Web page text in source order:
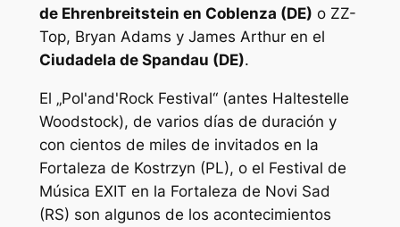
de Ehrenbreitstein en Coblenza (DE) o ZZ-
Top, Bryan Adams y James Arthur en el
Ciudadela de Spandau (DE).
El „Pol'and'Rock Festival“ (antes Haltestelle
Woodstock), de varios días de duración y
con cientos de miles de invitados en la
Fortaleza de Kostrzyn (PL), o el Festival de
Música EXIT en la Fortaleza de Novi Sad
(RS) son algunos de los acontecimientos